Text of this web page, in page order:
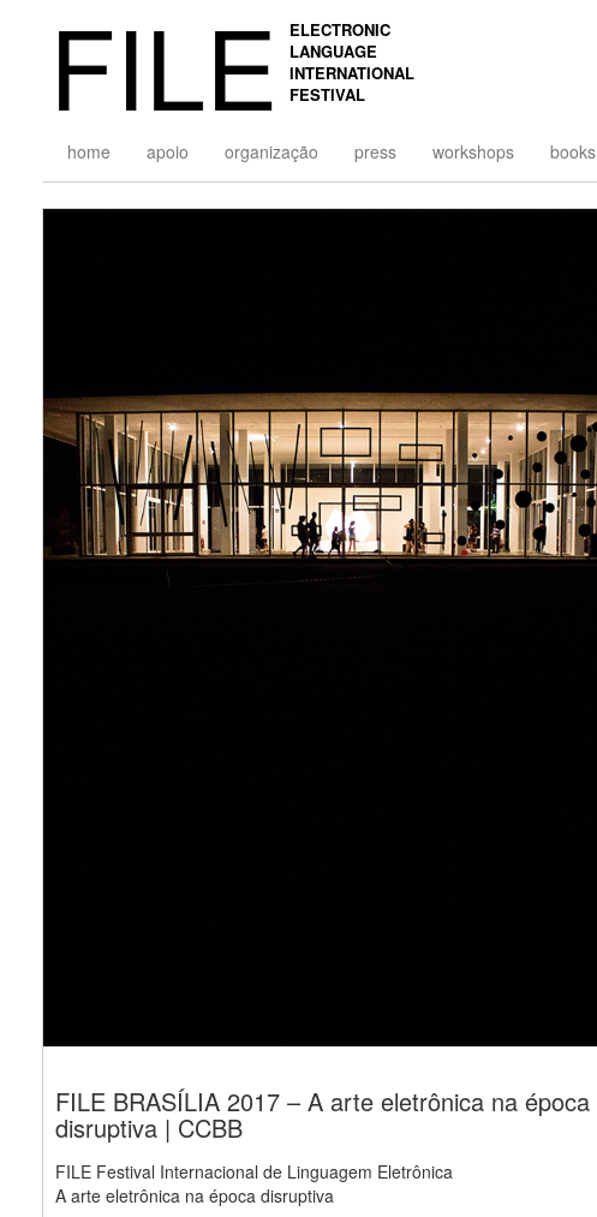
FILE
ELECTRONIC
LANGUAGE
INTERNATIONAL
FESTIVAL
home apoio organização press workshops books
FILE BRASÍLIA 2017 – A arte eletrônica na época
disruptiva | CCBB
FILE Festival Internacional de Linguagem Eletrônica
A arte eletrônica na época disruptiva